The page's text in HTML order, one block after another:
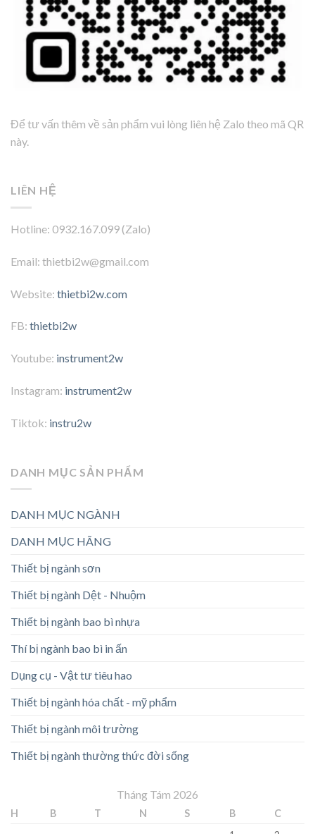
Để tư vấn thêm về sản phẩm vui lòng liên hệ Zalo theo mã QR
này.
LIÊN HỆ
Hotline: 0932.167.099 (Zalo)
Email: thietbi2w@gmail.com
Website: thietbi2w.com
FB: thietbi2w
Youtube: instrument2w
Instagram: instrument2w
Tiktok: instru2w
DANH MỤC SẢN PHẨM
DANH MỤC NGÀNH
DANH MỤC HÃNG
Thiết bị ngành sơn
Thiết bị ngành Dệt - Nhuộm
Thiết bị ngành bao bì nhựa
Thí bị ngành bao bì in ấn
Dụng cụ - Vật tư tiêu hao
Thiết bị ngành hóa chất - mỹ phẩm
Thiết bị ngành môi trường
Thiết bị ngành thường thức đời sống
Tháng Tám 2026
H B T N S B
C